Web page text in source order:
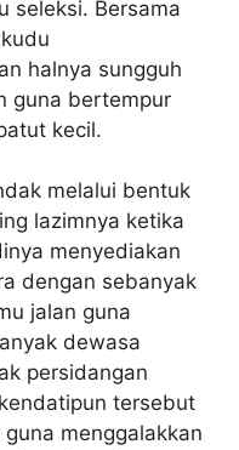
seleksi. Bersama
halnya sungguh
guna bertempur
kecil.
melalui bentuk
lazimnya ketika
menyediakan
dengan sebanyak
jalan guna
dewasa
persidangan
tersebut
menggalakkan